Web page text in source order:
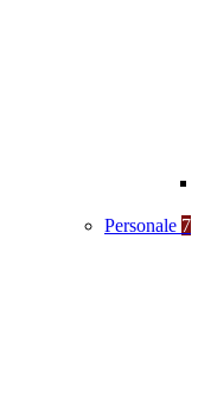
Personale 7